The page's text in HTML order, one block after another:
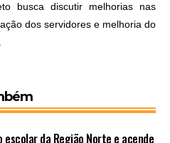
busca discutir melhorias nas
dos servidores e melhoria do
da Região Norte e acende